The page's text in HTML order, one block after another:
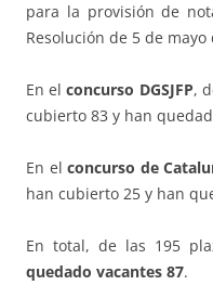
para la provisión de
Resolución de 5 de mayo
En elconcurso DGSJFP,
cubierto 83 y han
En elconcurso de
han cubierto 25 y han
En total, de las 195
quedado vacantes 87.